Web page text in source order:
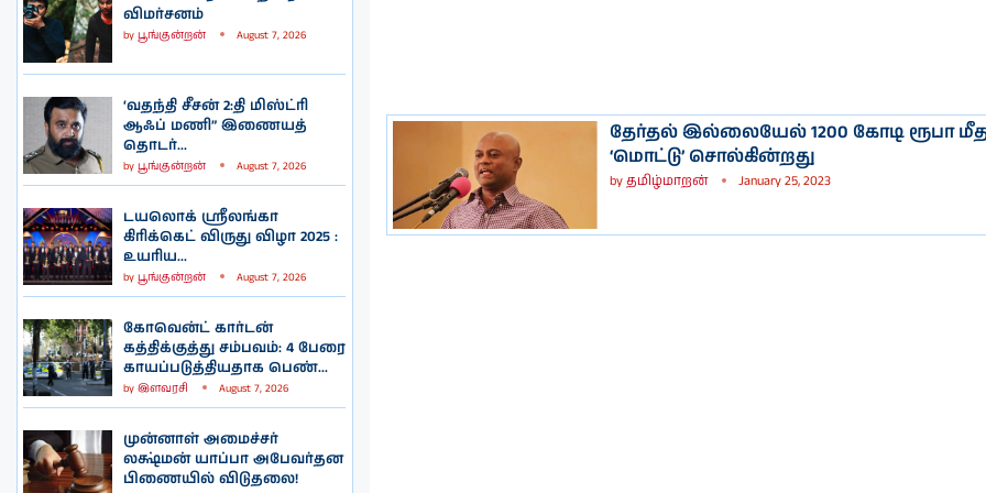
விமர்சனம்
by பூங்குன்றன் August 7, 2026
‘வதந்தி சீசன் 2:தி மிஸ்ட்ரி
ஆஃப் மணி” இணையத்
தொடர்...
by பூங்குன்றன் August 7, 2026
டயலொக் ஸ்ரீலங்கா
கிரிக்கெட் விருது விழா 2025 :
உயரிய...
by பூங்குன்றன் August 7, 2026
கோவென்ட் கார்டன்
கத்திக்குத்து சம்பவம்: 4 பேரை
காயப்படுத்தியதாக பெண்...
by இளவரசி August 7, 2026
முன்னாள் அமைச்சர்
லக்ஷ்மன் யாப்பா அபேவர்தன
பிணையில் விடுதலை!
தேர்தல் இல்லையேல் 1200 கோடி ரூபா
‘மொட்டு’ சொல்கின்றது
byதமிழ்மாறன் January 25, 2023